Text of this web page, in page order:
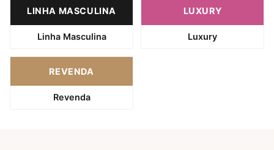
LINHA MASCULINA
Linha Masculina
LUXURY
Luxury
REVENDA
Revenda